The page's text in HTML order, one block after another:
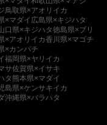
鳥取県×アオリイカ
×マダイ 広島県×キジハタ
口県×キジハタ徳島県×ブリ
×アオリイカ香川県×マゴチ
×カンパチ
福岡県×ヤリイカ
サ佐賀県×イサキ
タ 熊本県×マダイ
島県×ケンサキイカ
沖縄県×バラハタ